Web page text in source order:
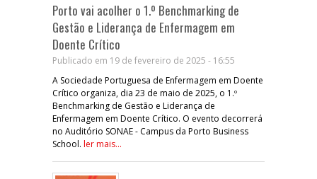
Porto vai acolher o 1.º Benchmarking de
Gestão e Liderança de Enfermagem em
Doente Crítico
Publicado em 19 de fevereiro de 2025 - 16:55
A Sociedade Portuguesa de Enfermagem em Doente
Crítico organiza, dia 23 de maio de 2025, o 1.º
Benchmarking de Gestão e Liderança de
Enfermagem em Doente Crítico. O evento decorrerá
no Auditório SONAE - Campus da Porto Business
School. ler mais...